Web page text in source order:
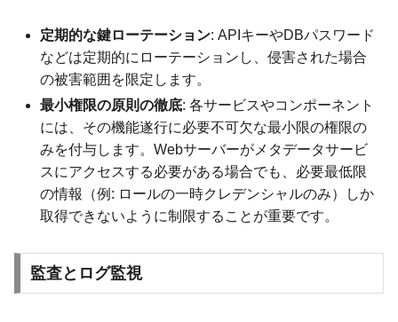
定期的な鍵ローテーション: APIキーやDBパスワード
などは定期的にローテーションし、侵害された場合
の被害範囲を限定します。
最小権限の原則の徹底: 各サービスやコンポーネント
には、その機能遂行に必要不可欠な最小限の権限の
みを付与します。Webサーバーがメタデータサービ
スにアクセスする必要がある場合でも、必要最低限
の情報（例: ロールの一時クレデンシャルのみ）しか
取得できないように制限することが重要です。
監査とログ監視